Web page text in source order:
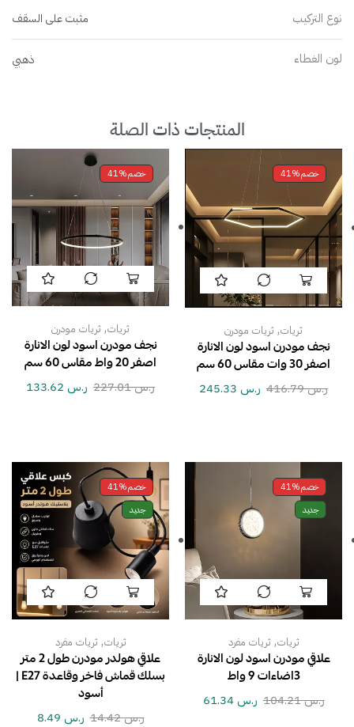
نوع التركيب مثبت على السقف
لون الغطاء ذهبي
المنتجات ذات الصلة
خصم41%
ثريات, ثريات مودرن
نجف مودرن اسود لون الانارة
اصفر 30 وات مقاس 60 سم
ر.س416.79 ر.س
خصم41%
ثريات, ثريات مودرن
نجف مودرن اسود لون الانارة
اصفر 20 واط مقاس 60 سم
ر.س227.01 ر.س
خصم41%
جديد
ثريات, ثريات مفرد
علاقي مودرن اسود لون الانارة
3اضاءات 9 واط
ر.س104.21 ر.س 61.34
خصم41%
جديد
ثريات, ثريات مفرد
علاقي هولدر مودرن طول 2 متر
بسلك قماش فاخر وقاعدة E27 |
أسود
ر.س14.42 ر.س